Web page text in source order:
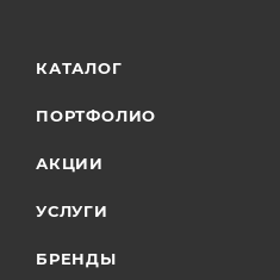
КАТАЛОГ
ПОРТФОЛИО
АКЦИИ
УСЛУГИ
БРЕНДЫ